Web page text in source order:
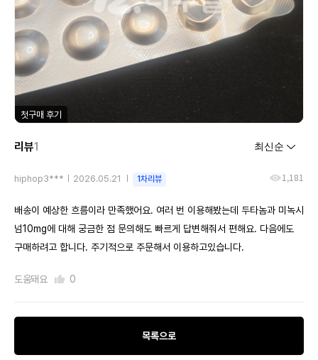
첫구매 후기
리뷰1
hiphop3*** 2026.05.21 1차리뷰 1,181
배송이 예상한 흐름이라 만족했어요. 여러 번 이용해봤는데 두타놈과 미녹시
넘10mg에 대해 궁금한 점 문의해도 빠르게 답변해줘서 편해요. 다음에도
구매하려고 합니다. 주기적으로 주문해서 이용하고있습니다.
도움돼요 0
목록으로